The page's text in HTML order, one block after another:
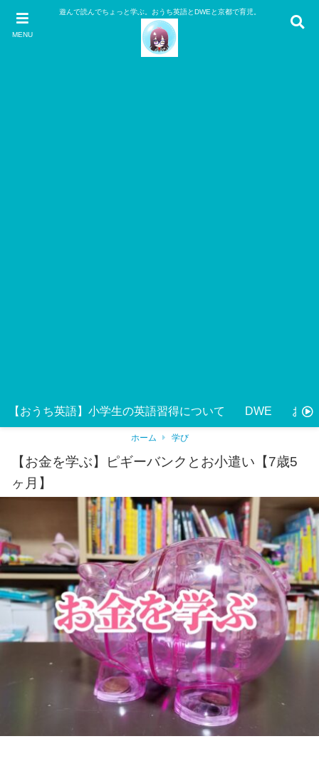
MENU
遊んで読んでちょっと学ぶ。おうち英語とDWEと京都で育児。
【おうち英語】小学生の英語習得について DWE おう
ホーム 学び
【お金を学ぶ】ピギーバンクとお小遣い【7歳5
ヶ月】